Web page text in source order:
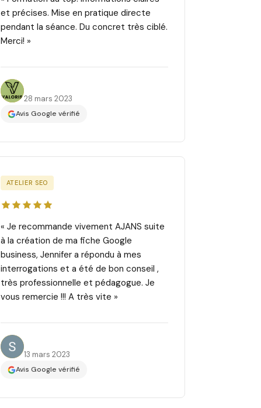
et précises. Mise en pratique directe
pendant la séance. Du concret très ciblé.
Merci! »
Sandra Da S.
28 mars 2023
Avis Google vérifié
ATELIER SEO
« Je recommande vivement AJANS suite
à la création de ma fiche Google
business, Jennifer a répondu à mes
interrogations et a été de bon conseil ,
très professionnelle et pédagogue. Je
vous remercie !!! A très vite »
Selda E.
13 mars 2023
Avis Google vérifié